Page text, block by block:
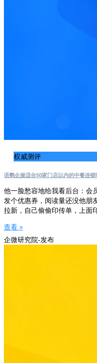
权威测评
语鹦企服适合50家门店以内的中餐连
他一脸愁容地给我看后台：会
发个优惠券，阅读量还没他朋
拉新，自己偷偷印传单，上面
查看 »
企微研究院-发布